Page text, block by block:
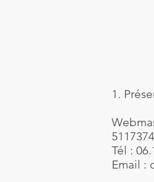
1.
Tél :
Email :